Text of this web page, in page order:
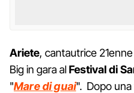
Ariete, cantautrice
Big in gara alFestival di
"Mare di guai". Dopo